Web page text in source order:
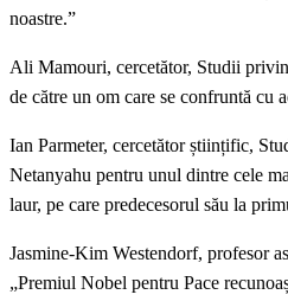
noastre.”
Ali Mamouri, cercetător, Studii
de către un om care se confruntă cu
Ian Parmeter, cercetător științific,
Netanyahu pentru unul dintre cele
laur, pe care predecesorul său la
Jasmine-Kim Westendorf, profesor
„Premiul Nobel pentru Pace